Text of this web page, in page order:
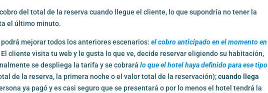
del total de la reserva cuando llegue el cliente, lo que supondría no tener la
el último minuto.
mejorar todos los anteriores escenarios: el cobro anticipado en el momento en
cliente visita tu web y le gusta lo que ve, decide reservar eligiendo su habitación,
se despliega la tarifa y se cobrará lo que el hotel haya definido para ese tipo
de la reserva, la primera noche o el valor total de la reservación);cuando llega
ya pagó y es casi seguro que se presentará o por lo menos el hotel tendrá la